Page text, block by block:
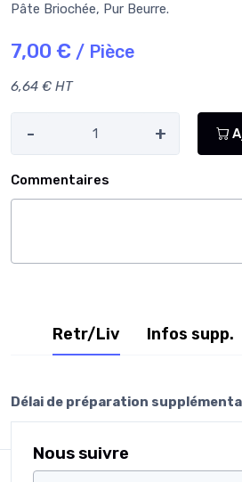
Pâte Briochée, Pur Beurre.
7,00 € / Pièce
6,64 € HT
- +
Commentaires
Retr/Liv Infos supp.
Délai de préparation
Nous suivre